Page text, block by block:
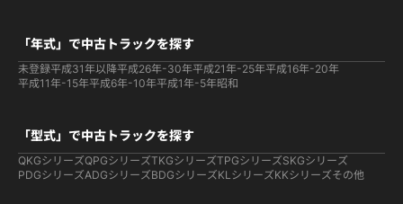
「年式」で中古トラックを探す
未登録平成31年以降平成26年-30年平成21年-25年平成16年-20年
平成11年-15年平成6年-10年平成1年-5年昭和
「型式」で中古トラックを探す
QKGシリーズQPGシリーズTKGシリーズTPGシリーズSKGシリーズ
PDGシリーズADGシリーズBDGシリーズKLシリーズKKシリーズその他